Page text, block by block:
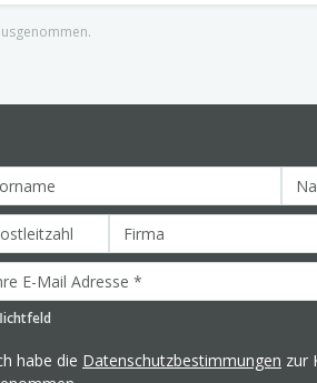
habe die Datenschutzbestimmungen zur